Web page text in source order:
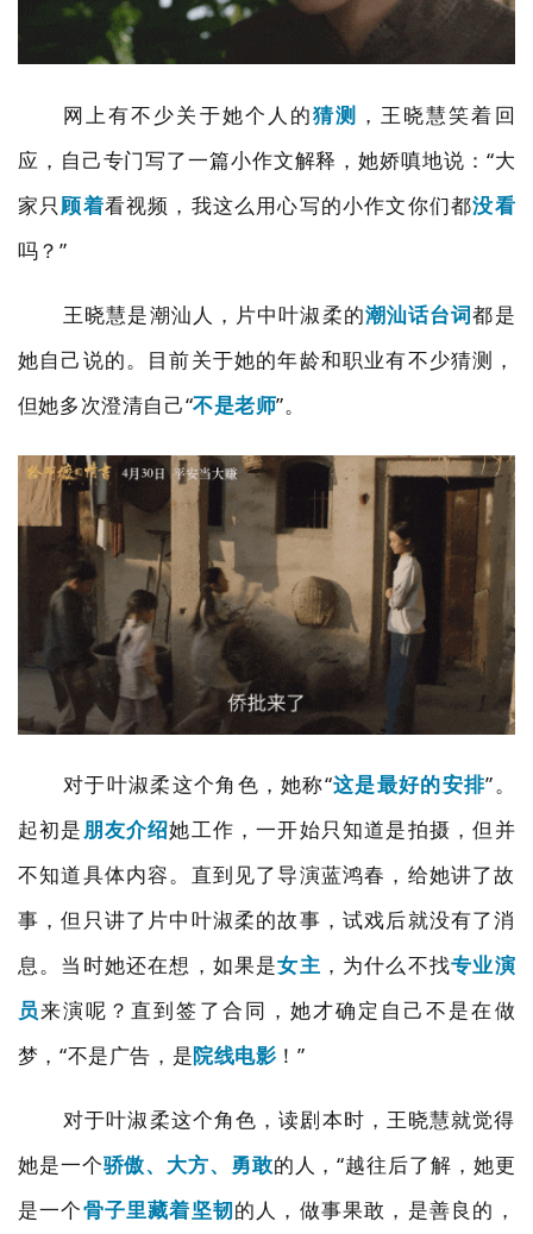
网上有不少关于她个人的猜测 ，王晓慧笑着回
应，自己专门写了一篇小作文解释，她娇嗔地说： “大
家只 顾着看视频，我这么用心写的小作文你们都没看
吗？”
王晓慧是潮汕人，片中叶淑柔的潮汕话台词都是
她自己说的。目前关于她的年龄和职业有不少猜测，
但她多次澄清自己“不是老师”。
对于叶淑柔这个角色，她称“这是最好的安排”。
起初是朋友介绍她工作，一开始只知道是拍摄，但并
不知道具体内容。直到见了导演蓝鸿春，给她讲了故
事，但只讲了片中叶淑柔的故事，试戏后就没有了消
息。当时她还在想，如果是女主 ，为什么不找专业演
员来演呢？直到签了合同，她才确定自己不是在做
梦，“不是广告，是院线电影 ！”
对于叶淑柔这个角色，读剧本时，王晓慧就觉得
她是一个骄傲、大方、勇敢的人，“越往后了解，她更
是一个骨子里藏着坚韧的人，做事果敢，是善良的，